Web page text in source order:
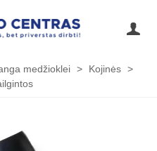
medžioklei > Kojinės >